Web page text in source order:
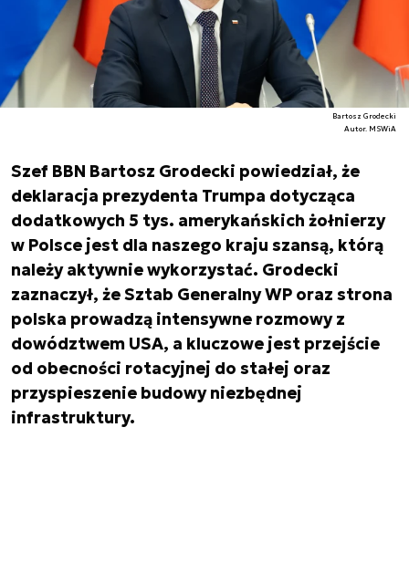
Bartosz Grodecki
Autor. MSWiA
Szef BBN Bartosz Grodecki powiedział, że
deklaracja prezydenta Trumpa dotycząca
dodatkowych 5 tys. amerykańskich żołnierzy
w Polsce jest dla naszego kraju szansą, którą
należy aktywnie wykorzystać. Grodecki
zaznaczył, że Sztab Generalny WP oraz strona
polska prowadzą intensywne rozmowy z
dowództwem USA, a kluczowe jest przejście
od obecności rotacyjnej do stałej oraz
przyspieszenie budowy niezbędnej
infrastruktury.